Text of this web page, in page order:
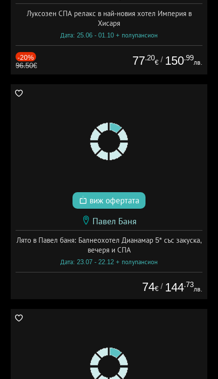
Луксозен СПА релакс в най-новия хотел Империя в
Хисаря
Дата: 25.06 - 01.10 + полупансион
-20%
96.50€ 77.20
€ / 150.99
лв.
виж офертата
Павел Баня
Лято в Павел баня: Балнеохотел Дианамар 5* със закуска,
вечеря и СПА
Дата: 23.07 - 22.12 + полупансион
74€ / 144.73
лв.